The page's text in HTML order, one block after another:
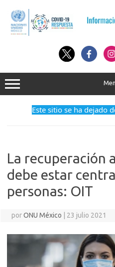
contenido
Este sitio se ha dejado de
La recuperación
debe estar
personas: OIT
porONU México 23 julio 2021